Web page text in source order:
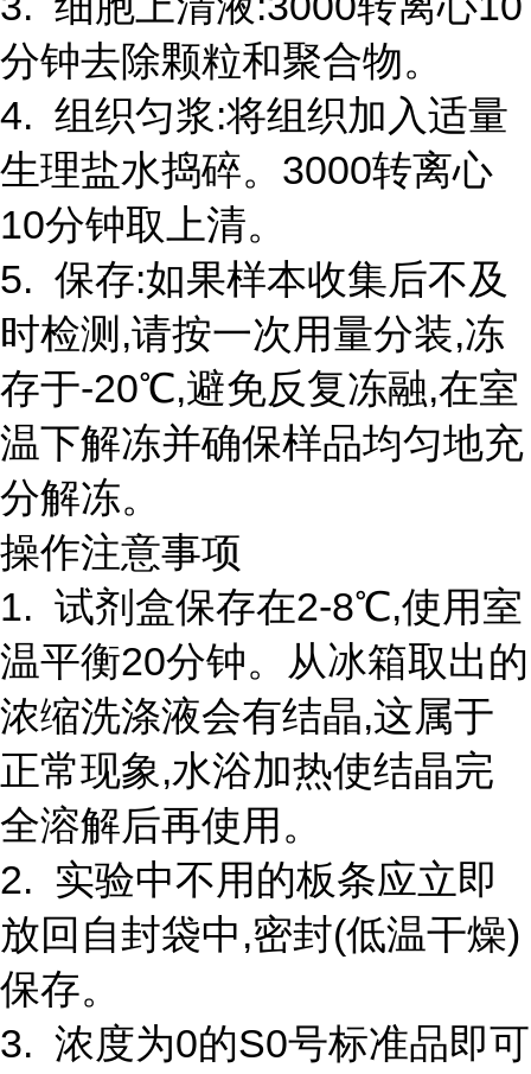
分钟去除颗粒和聚合物。
4. 组织匀浆:将组织加入适量
生理盐水捣碎。3000转离心
10分钟取上清。
5. 保存:如果样本收集后不及
时检测,请按一次用量分装,冻
存于-20℃,避免反复冻融,在室
温下解冻并确保样品均匀地充
分解冻。
操作注意事项
1. 试剂盒保存在2-8℃,使用室
温平衡20分钟。从冰箱取出的
浓缩洗涤液会有结晶,这属于
正常现象,水浴加热使结晶完
全溶解后再使用。
2. 实验中不用的板条应立即
放回自封袋中,密封(低温干燥)
保存。
3. 浓度为0的S0号标准品即可